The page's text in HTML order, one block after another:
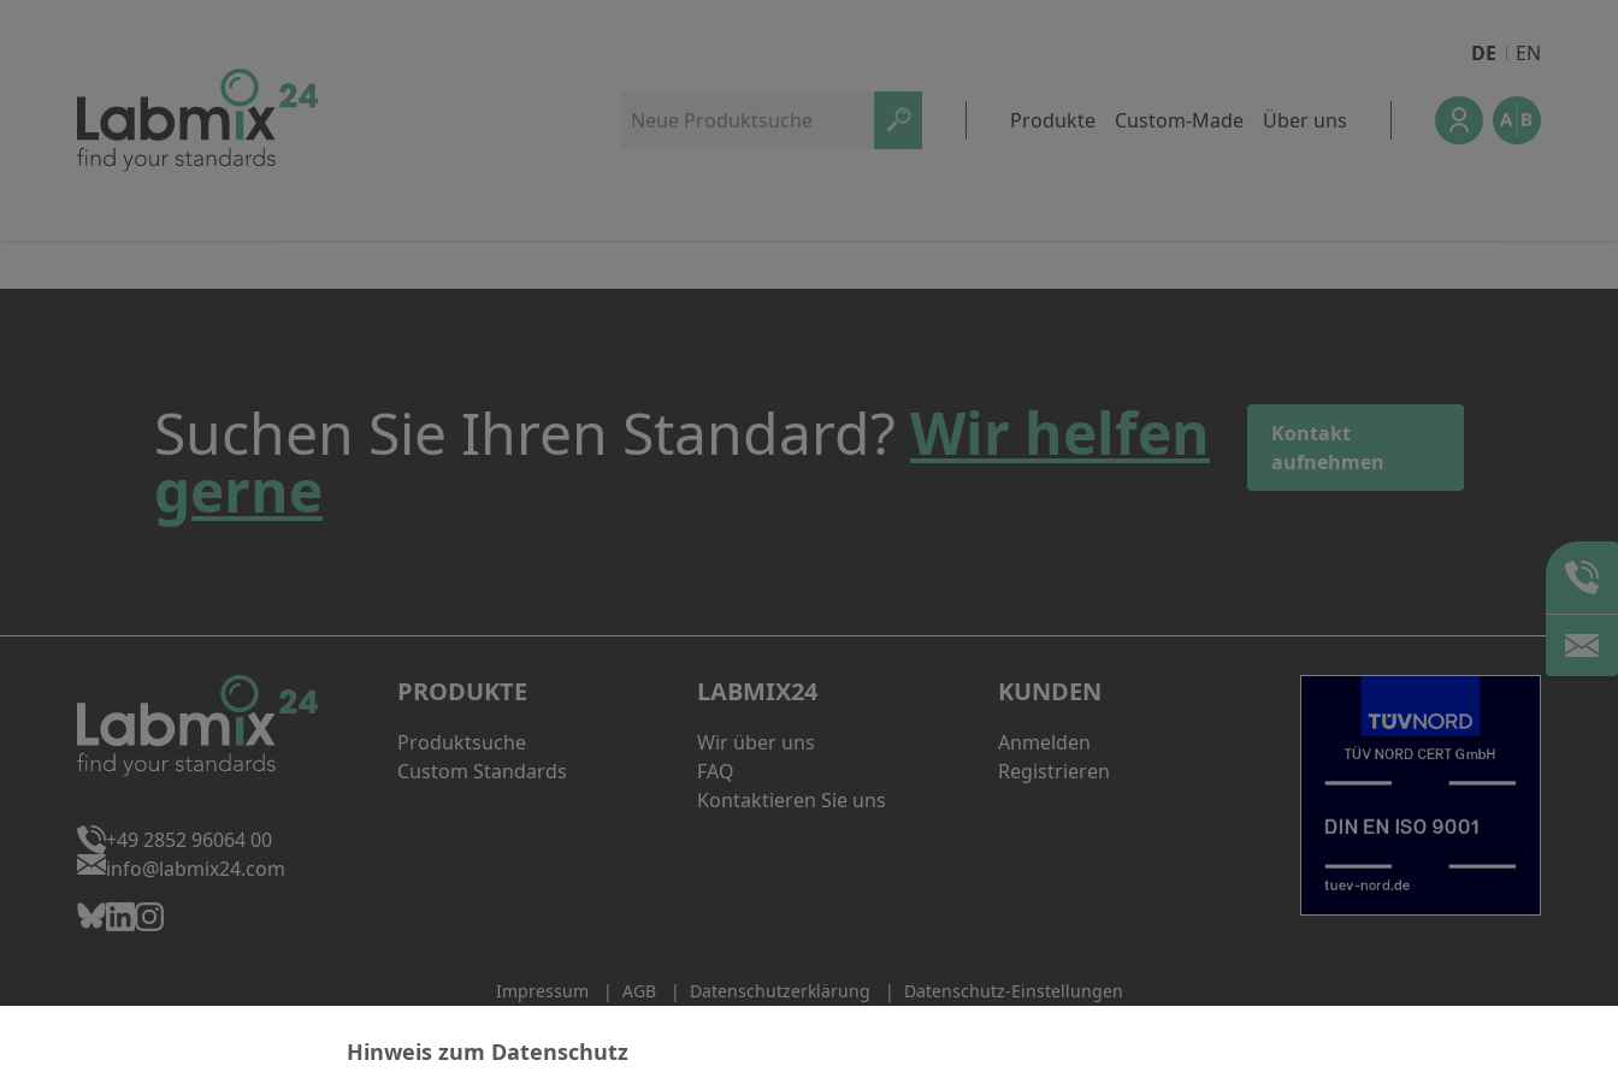
DE EN
Produkte Custom-Made Über uns
Suchen Sie Ihren Standard? Wir helfen
gerne
Kontakt
aufnehmen
+49 2852 96064 00
info@labmix24.com
PRODUKTE
Produktsuche
Custom Standards
LABMIX24
Wir über uns
FAQ
Kontaktieren Sie uns
KUNDEN
Anmelden
Registrieren
Impressum | AGB | Datenschutzerklärung | Datenschutz-Einstellungen
Hinweis zum Datenschutz